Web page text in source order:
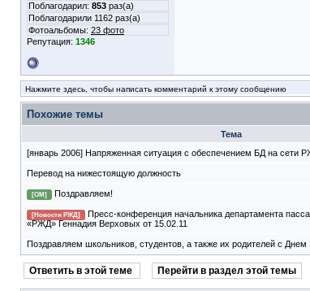
Поблагодарил: 853 раз(а)
Поблагодарили 1162 раз(а)
Фотоальбомы: 23 фото
Репутация: 1346
Нажмите здесь, чтобы написать комментарий к этому сообщению
Похожие темы
Тема
[январь 2006] Напряженная ситуация с обеспечением БД на сети
Перевод на нижестоящую должность
[ОМ] Поздравляем!
[Новости РЖД]
Пресс-конференция начальника департамента
«РЖД» Геннадия Верховых от 15.02.11
Поздравляем школьников, студентов, а также их родителей с Днем
Ответить в этой теме Перейти в раздел этой темы